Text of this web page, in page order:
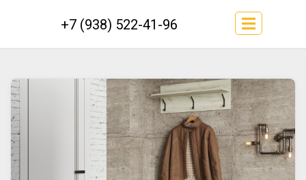
+7 (938) 522-41-96